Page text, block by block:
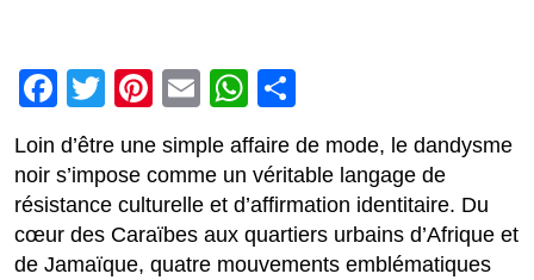
Facebook
Twitter
Pinterest
EmailWhatsApp
Loin d’être une simple affaire de mode, le dandysme
noir s’impose comme un véritable langage de
résistance culturelle et d’affirmation identitaire. Du
cœur des Caraïbes aux quartiers urbains d’Afrique et
de Jamaïque, quatre mouvements emblématiques